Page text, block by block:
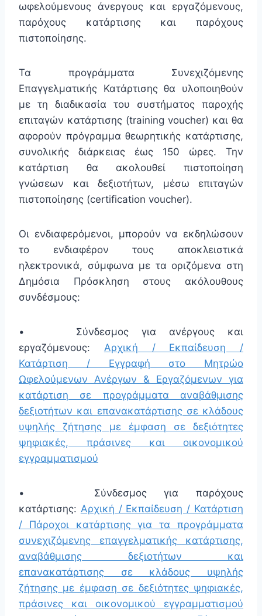
ωφελούμενους άνεργους και εργαζόμενους,
παρόχους κατάρτισης και παρόχους
πιστοποίησης.
Τα προγράμματα Συνεχιζόμενης
Επαγγελματικής Κατάρτισης θα υλοποιηθούν
με τη διαδικασία του συστήματος παροχής
επιταγών κατάρτισης (training voucher) και θα
αφορούν πρόγραμμα θεωρητικής κατάρτισης,
συνολικής διάρκειας έως 150 ώρες. Την
κατάρτιση θα ακολουθεί πιστοποίηση
γνώσεων και δεξιοτήτων, μέσω επιταγών
πιστοποίησης (certification voucher).
Οι ενδιαφερόμενοι, μπορούν να εκδηλώσουν
το ενδιαφέρον τους αποκλειστικά
ηλεκτρονικά, σύμφωνα με τα οριζόμενα στη
Δημόσια Πρόσκληση στους ακόλουθους
συνδέσμους:
• Σύνδεσμος για ανέργους και
εργαζόμενους: Αρχική / Εκπαίδευση /
Κατάρτιση / Εγγραφή στο Μητρώο
Ωφελούμενων Ανέργων & Εργαζόμενων για
κατάρτιση σε προγράμματα αναβάθμισης
δεξιοτήτων και επανακατάρτισης σε κλάδους
υψηλής ζήτησης με έμφαση σε δεξιότητες
ψηφιακές, πράσινες και οικονομικού
εγγραμματισμού
• Σύνδεσμος για παρόχους
κατάρτισης: Αρχική / Εκπαίδευση / Κατάρτιση
/ Πάροχοι κατάρτισης για τα προγράμματα
συνεχιζόμενης επαγγελματικής κατάρτισης,
αναβάθμισης δεξιοτήτων και
επανακατάρτισης σε κλάδους υψηλής
ζήτησης με έμφαση σε δεξιότητες ψηφιακές,
πράσινες και οικονομικού εγγραμματισμού